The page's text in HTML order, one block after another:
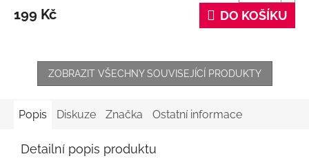
199 Kč DO KOŠÍKU
ZOBRAZIT VŠECHNY SOUVISEJÍCÍ PRODUKTY
Popis Diskuze Značka Ostatní informace
Detailní popis produktu